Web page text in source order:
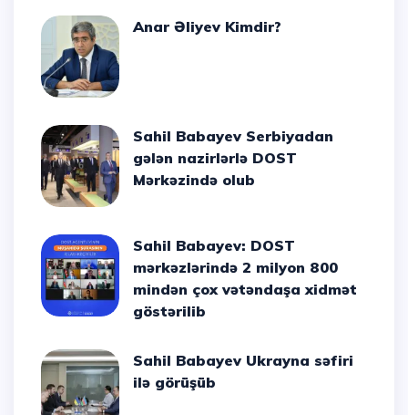
Anar Əliyev Kimdir?
Sahil Babayev Serbiyadan
gələn nazirlərlə DOST
Mərkəzində olub
Sahil Babayev: DOST
mərkəzlərində 2 milyon 800
mindən çox vətəndaşa xidmət
göstərilib
Sahil Babayev Ukrayna səfiri
ilə görüşüb